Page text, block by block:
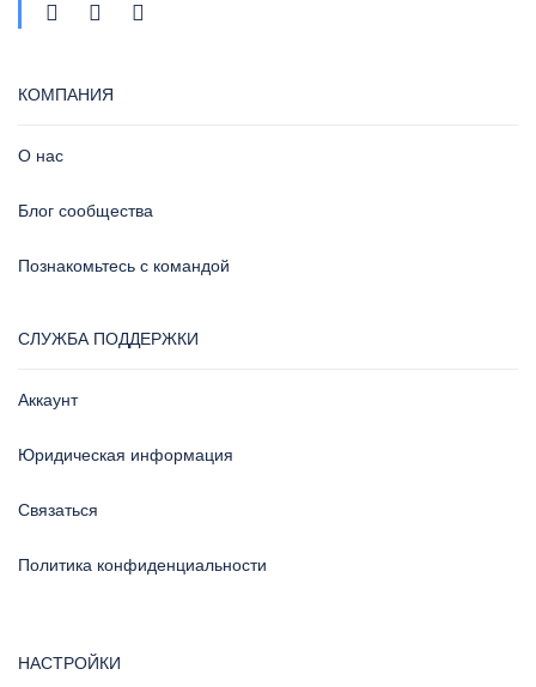
КОМПАНИЯ
О нас
Блог сообщества
Познакомьтесь с командой
СЛУЖБА ПОДДЕРЖКИ
Аккаунт
Юридическая информация
Связаться
Политика конфиденциальности
НАСТРОЙКИ